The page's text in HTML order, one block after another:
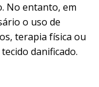
No entanto, em
o uso de
terapia física ou
danificado.